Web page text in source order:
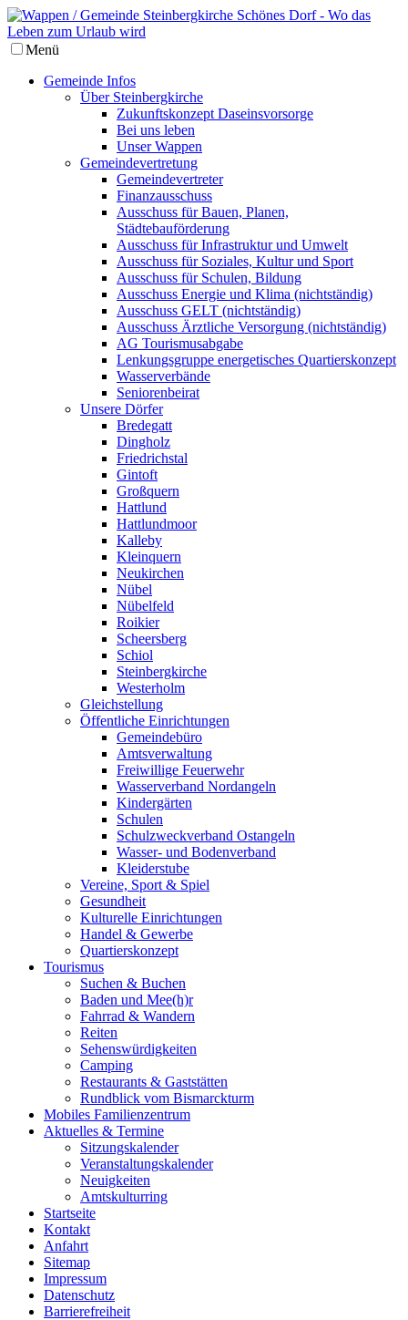
Menü
Gemeinde Infos
Über Steinbergkirche
Zukunftskonzept Daseinsvorsorge
Bei uns leben
Unser Wappen
Gemeindevertretung
Gemeindevertreter
Finanzausschuss
Ausschuss für Bauen, Planen,
Städtebauförderung
Ausschuss für Infrastruktur und Umwelt
Ausschuss für Soziales, Kultur und Sport
Ausschuss für Schulen, Bildung
Ausschuss Energie und Klima (nichtständig)
Ausschuss GELT (nichtständig)
Ausschuss Ärztliche Versorgung (nichtständig)
AG Tourismusabgabe
Lenkungsgruppe energetisches Quartierskonzept
Wasserverbände
Seniorenbeirat
Unsere Dörfer
Bredegatt
Dingholz
Friedrichstal
Gintoft
Großquern
Hattlund
Hattlundmoor
Kalleby
Kleinquern
Neukirchen
Nübel
Nübelfeld
Roikier
Scheersberg
Schiol
Steinbergkirche
Westerholm
Gleichstellung
Öffentliche Einrichtungen
Gemeindebüro
Amtsverwaltung
Freiwillige Feuerwehr
Wasserverband Nordangeln
Kindergärten
Schulen
Schulzweckverband Ostangeln
Wasser- und Bodenverband
Kleiderstube
Vereine, Sport & Spiel
Gesundheit
Kulturelle Einrichtungen
Handel & Gewerbe
Quartierskonzept
Tourismus
Suchen & Buchen
Baden und Mee(h)r
Fahrrad & Wandern
Reiten
Sehenswürdigkeiten
Camping
Restaurants & Gaststätten
Rundblick vom Bismarckturm
Mobiles Familienzentrum
Aktuelles & Termine
Sitzungskalender
Veranstaltungskalender
Neuigkeiten
Amtskulturring
Startseite
Kontakt
Anfahrt
Sitemap
Impressum
Datenschutz
Barrierefreiheit